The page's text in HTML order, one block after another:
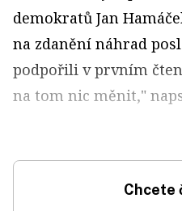
demokratů Jan
na zdanění náhrad
podpořili v prvním
na tom nic měnit,"
Chcete